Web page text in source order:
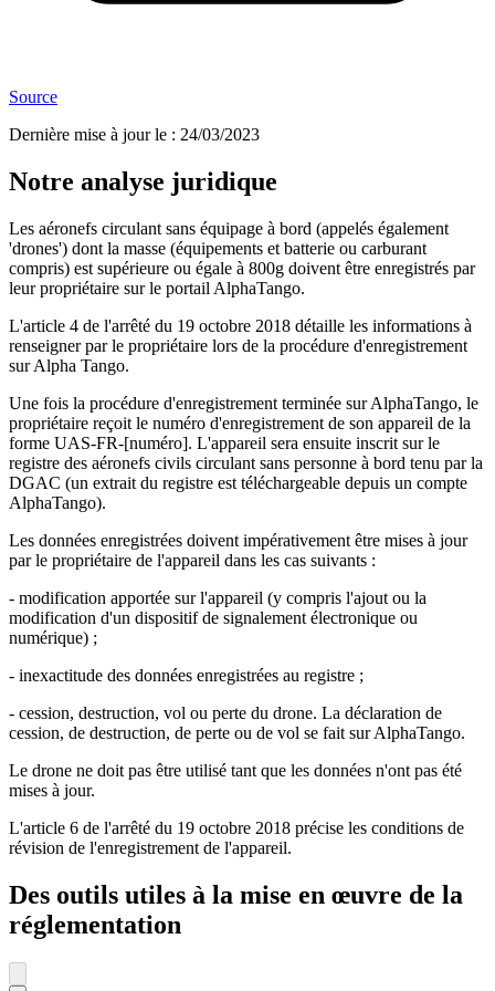
Source
Dernière mise à jour le : 24/03/2023
Notre analyse juridique
Les aéronefs circulant sans équipage à bord (appelés également
'drones') dont la masse (équipements et batterie ou carburant
compris) est supérieure ou égale à 800g doivent être enregistrés par
leur propriétaire sur le portail AlphaTango.
L'article 4 de l'arrêté du 19 octobre 2018 détaille les informations à
renseigner par le propriétaire lors de la procédure d'enregistrement
sur Alpha Tango.
Une fois la procédure d'enregistrement terminée sur AlphaTango, le
propriétaire reçoit le numéro d'enregistrement de son appareil de la
forme UAS-FR-[numéro]. L'appareil sera ensuite inscrit sur le
registre des aéronefs civils circulant sans personne à bord tenu par la
DGAC (un extrait du registre est téléchargeable depuis un compte
AlphaTango).
Les données enregistrées doivent impérativement être mises à jour
par le propriétaire de l'appareil dans les cas suivants :
- modification apportée sur l'appareil (y compris l'ajout ou la
modification d'un dispositif de signalement électronique ou
numérique) ;
- inexactitude des données enregistrées au registre ;
- cession, destruction, vol ou perte du drone. La déclaration de
cession, de destruction, de perte ou de vol se fait sur AlphaTango.
Le drone ne doit pas être utilisé tant que les données n'ont pas été
mises à jour.
L'article 6 de l'arrêté du 19 octobre 2018 précise les conditions de
révision de l'enregistrement de l'appareil.
Des outils utiles à la mise en œuvre de la
réglementation